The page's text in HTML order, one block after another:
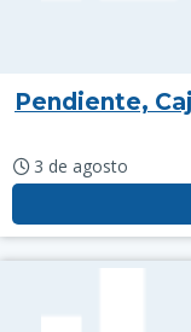
Pendiente,
3 de agosto